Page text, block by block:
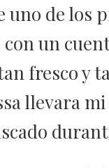
uno de los
un
fresco y
llevara